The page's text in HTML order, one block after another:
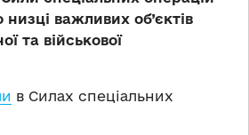
важливих об’єктів
та військової
в Силах спеціальних